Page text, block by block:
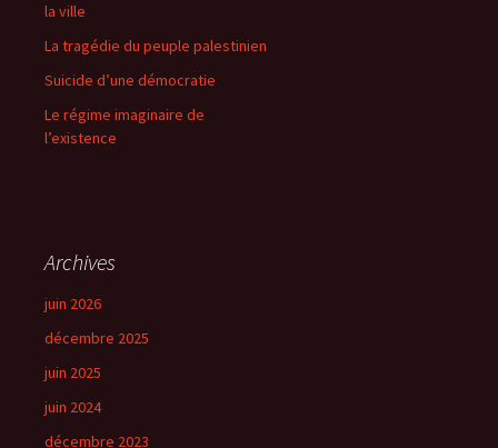
la ville
La tragédie du peuple palestinien
Suicide d’une démocratie
Le régime imaginaire de
l’existence
Archives
juin 2026
décembre 2025
juin 2025
juin 2024
décembre 2023